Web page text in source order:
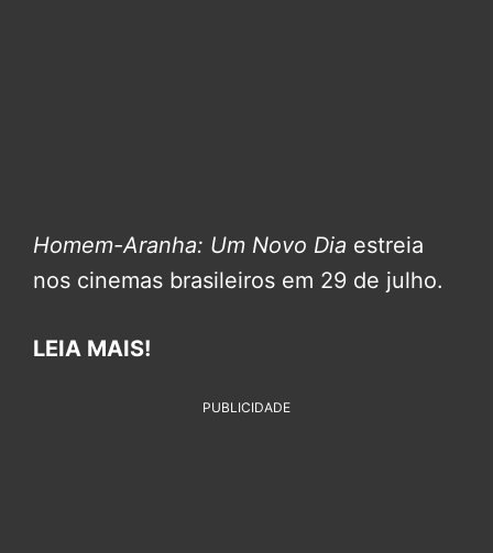
Homem-Aranha: Um Novo Dia estreia
nos cinemas brasileiros em 29 de julho.
LEIA MAIS!
PUBLICIDADE